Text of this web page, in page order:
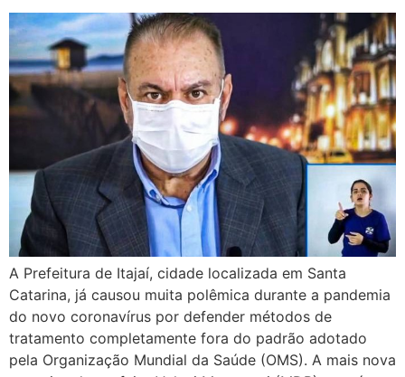
A Prefeitura de Itajaí, cidade localizada em Santa
Catarina, já causou muita polêmica durante a pandemia
do novo coronavírus por defender métodos de
tratamento completamente fora do padrão adotado
pela Organização Mundial da Saúde (OMS). A mais nova